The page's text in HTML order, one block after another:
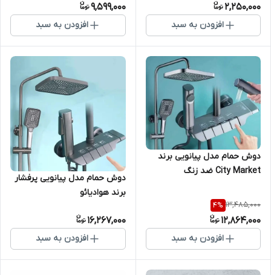
2,250,000
افزودن به سبد
9,599,000
افزودن به سبد
دوش حمام مدل پیانویی برند
City Market ضد زنگ
13,485,000
4%
12,864,000
افزودن به سبد
دوش حمام مدل پیانویی پرفشار
برند هوادیائو
16,267,000
افزودن به سبد